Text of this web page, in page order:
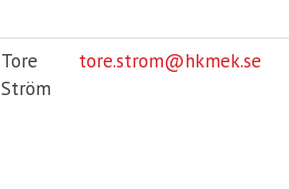
Tore
Ström
tore.strom@hkmek.se